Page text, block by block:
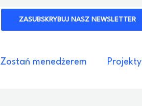
ZASUBSKRYBUJ NASZ NEWSLETTER
Zostań menedżerem Projekty